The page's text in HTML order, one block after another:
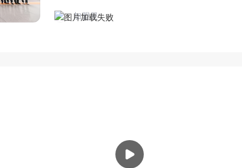
女士等领导及嘉宾，出席此次首发仪
加盟星